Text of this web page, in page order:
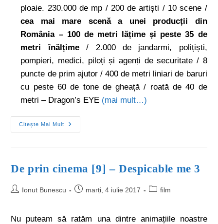
ploaie. 230.000 de mp / 200 de artiști / 10 scene /
cea mai mare scenă a unei producții din
România – 100 de metri lățime și peste35 de
metri înălțime/ 2.000 de jandarmi, polițiști,
pompieri, medici, piloți și agenți de securitate / 8
puncte de prim ajutor / 400 de metri liniari de baruri
cu peste 60 de tone de gheață / roată de 40 de
metri – Dragon’s EYE (mai mult…)
Citește Mai Mult
De prin cinema [9] – Despicable me 3
Ionut Bunescu marți, 4 iulie 2017 film
Nu puteam să ratăm una dintre animațiile noastre